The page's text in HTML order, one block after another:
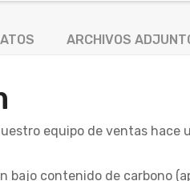
ARCHIVOS
equipo de ventas hace
contenido de carbono